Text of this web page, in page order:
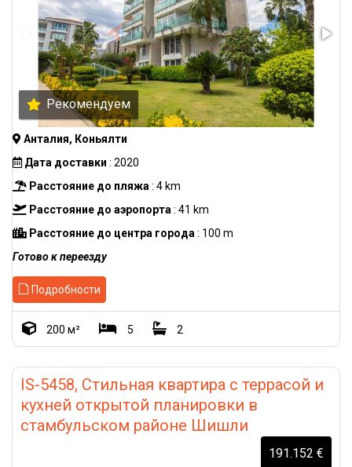
Рекомендуем
Анталия, Коньялти
Дата доставки : 2020
Расстояние до пляжа : 4 km
Расстояние до аэропорта : 41 km
Расстояние до центра города : 100 m
Готово к переезду
Подробности
200 м² 5 2
IS-5458, Стильная квартира с террасой и
кухней открытой планировки в
стамбульском районе Шишли
191.152 €